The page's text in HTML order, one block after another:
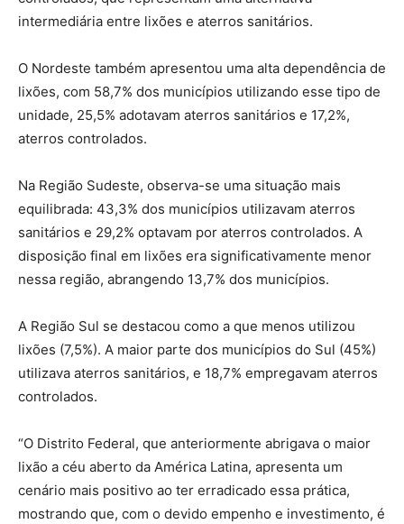
intermediária entre lixões e aterros sanitários.
O Nordeste também apresentou uma alta dependência de
lixões, com 58,7% dos municípios utilizando esse tipo de
unidade, 25,5% adotavam aterros sanitários e 17,2%,
aterros controlados.
Na Região Sudeste, observa-se uma situação mais
equilibrada: 43,3% dos municípios utilizavam aterros
sanitários e 29,2% optavam por aterros controlados. A
disposição final em lixões era significativamente menor
nessa região, abrangendo 13,7% dos municípios.
A Região Sul se destacou como a que menos utilizou
lixões (7,5%). A maior parte dos municípios do Sul (45%)
utilizava aterros sanitários, e 18,7% empregavam aterros
controlados.
“O Distrito Federal, que anteriormente abrigava o maior
lixão a céu aberto da América Latina, apresenta um
cenário mais positivo ao ter erradicado essa prática,
mostrando que, com o devido empenho e investimento, é